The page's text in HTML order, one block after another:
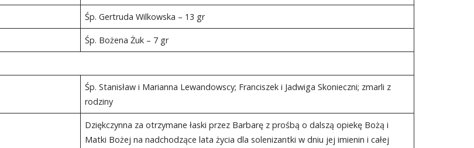
Śp. Gertruda Wilkowska – 13 gr
Śp. Bożena Żuk – 7 gr
Śp. Stanisław i Marianna Lewandowscy; Franciszek i Jadwiga Skonieczni; zmarli z
rodziny
Dziękczynna za otrzymane łaski przez Barbarę z prośbą o dalszą opiekę Bożą i
Matki Bożej na nadchodzące lata życia dla solenizantki w dniu jej imienin i całej